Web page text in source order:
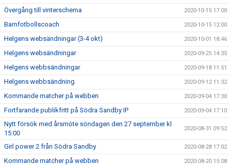
Övergång till vinterschema 2020-10-15 17:00
Barnfotbollscoach 2020-10-15 12:00
Helgens websändningar (3-4 okt) 2020-10-01 18:46
Helgens websändningar 2020-09-25 14:35
Helgens webbsändningar 2020-09-18 11:51
Helgens webbsändning 2020-09-12 11:32
Kommande matcher på webben 2020-09-04 17:30
Fortfarande publikfritt på Södra Sandby IP 2020-09-04 17:10
Nytt försök med årsmöte söndagen den 27 september kl
15:00
2020-08-31 09:52
Girl power 2 från Södra Sandby 2020-08-28 17:02
Kommande matcher på webben 2020-08-20 15:08